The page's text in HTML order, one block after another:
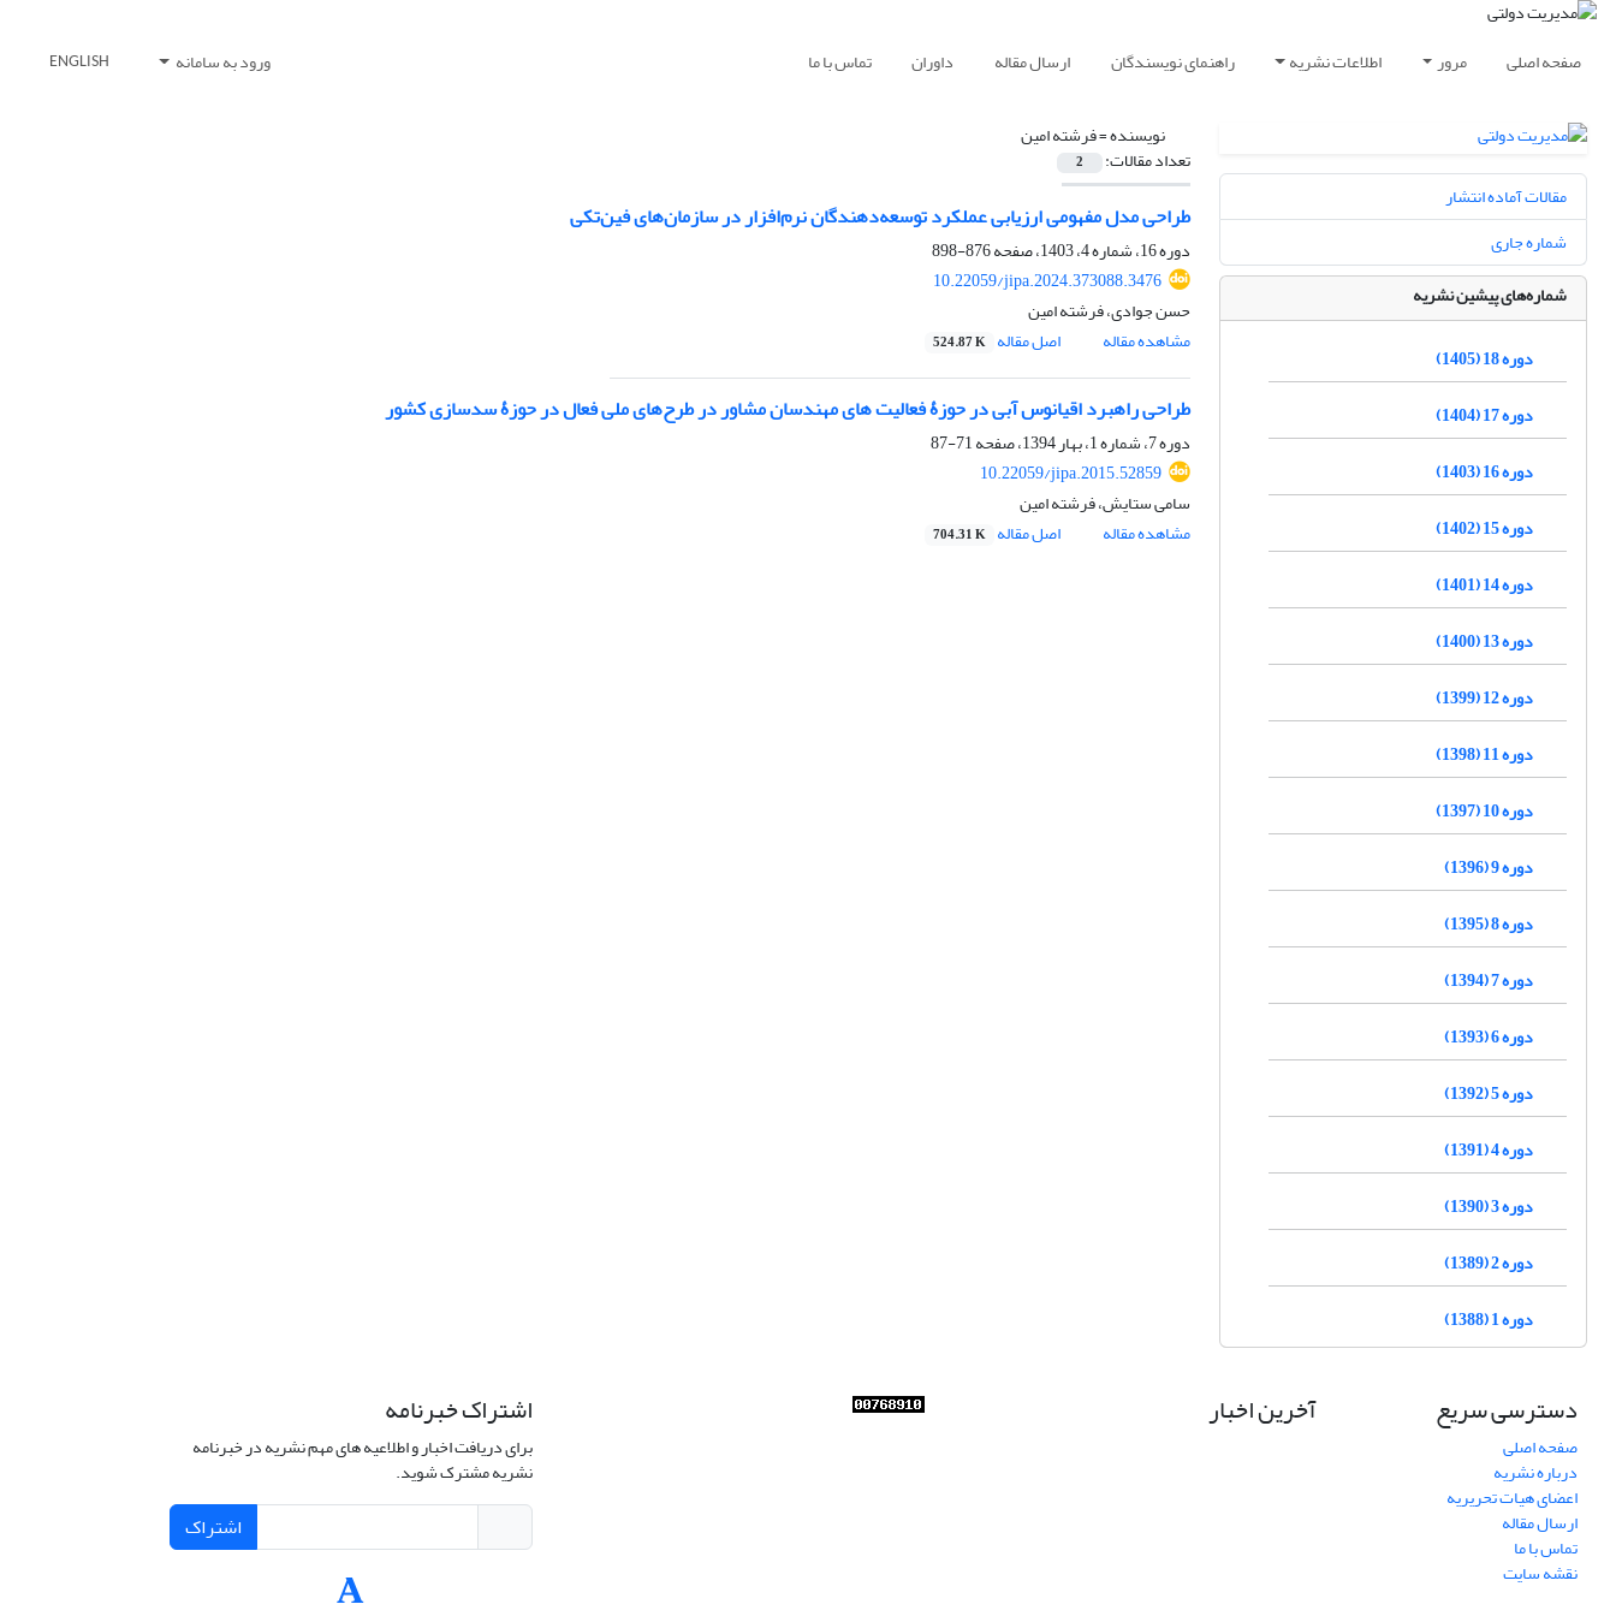
صفحه اصلی مرور اطلاعات نشریه راهنمای نویسندگان ارسال مقاله داوران تماس با ما ورود به سامانه ENGLISH
نویسنده =فرشته امین
تعداد مقالات: 2
طراحی مدل مفهومی ارزیابی عملکرد توسعه‌دهندگان نرم‌افزار در سازمان‌های فین‌تکی
دوره 16، شماره 4، 1403، صفحه
876-898
10.22059/jipa.2024.373088.3476
حسن جوادی، فرشته امین
مشاهده مقاله
اصل مقاله 524.87 K
طراحی راهبرد اقیانوس آبی در حوزۀ فعالیت های مهندسان مشاور در طرح‌های ملی فعال در حوزۀ سدسازی کشور
دوره 7، شماره 1، بهار 1394، صفحه
71-87
10.22059/jipa.2015.52859
سامی ستایش، فرشته امین
مشاهده مقاله
اصل مقاله 704.31 K
مقالات آماده انتشار
شماره جاری
شماره‌های پیشین نشریه
دوره 18 (1405)
دوره 17 (1404)
دوره 16 (1403)
دوره 15 (1402)
دوره 14 (1401)
دوره 13 (1400)
دوره 12 (1399)
دوره 11 (1398)
دوره 10 (1397)
دوره 9 (1396)
دوره 8 (1395)
دوره 7 (1394)
دوره 6 (1393)
دوره 5 (1392)
دوره 4 (1391)
دوره 3 (1390)
دوره 2 (1389)
دوره 1 (1388)
دسترسی سریع
صفحه اصلی
درباره نشریه
اعضای هیات تحریریه
ارسال مقاله
تماس با ما
نقشه سایت
آخرین اخبار اشتراک خبرنامه
برای دریافت اخبار و اطلاعیه های مهم نشریه در خبرنامه
نشریه مشترک شوید.
اشتراک